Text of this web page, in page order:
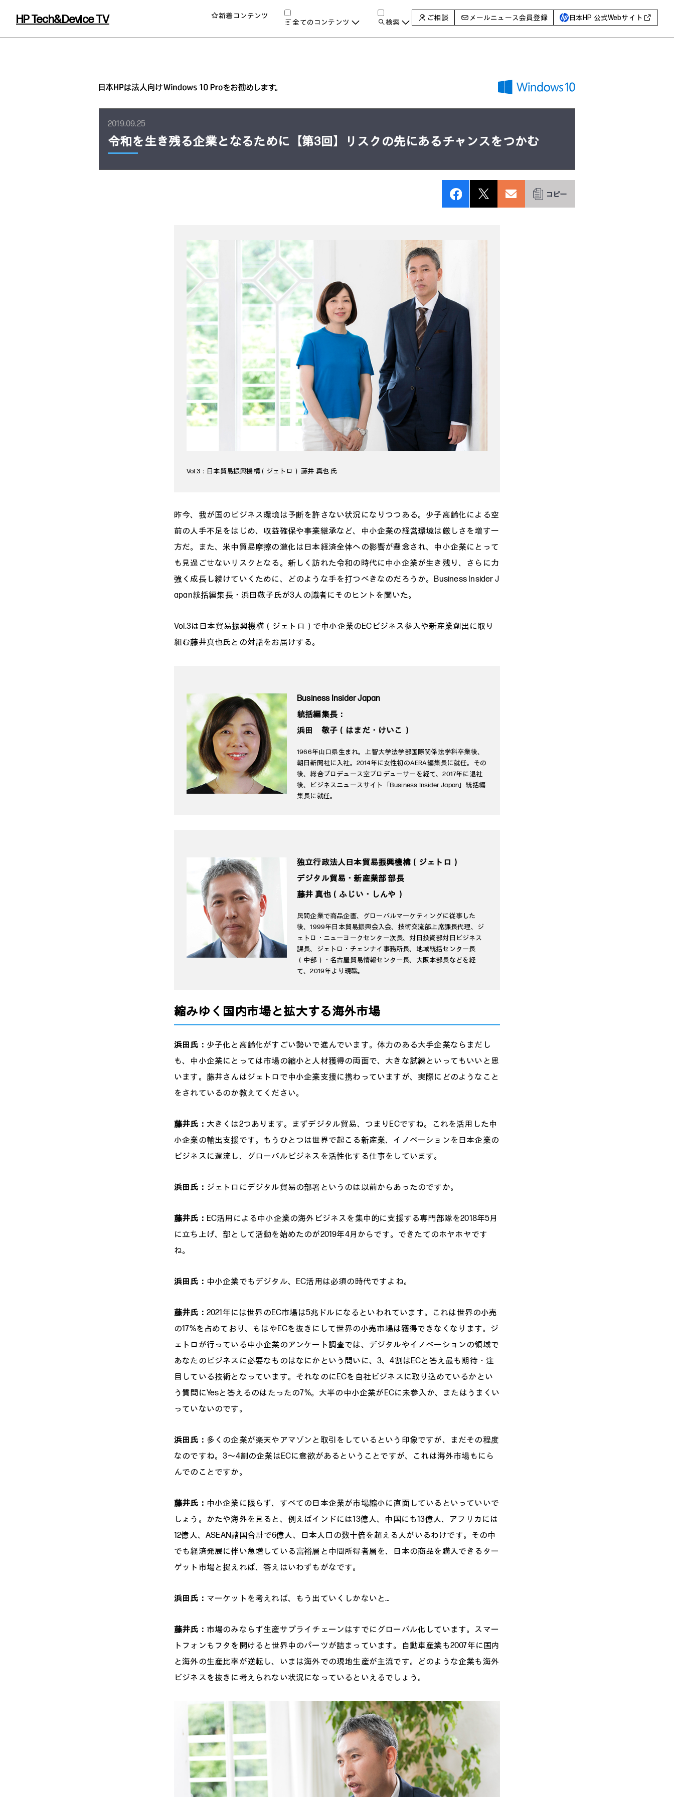
HP Tech&Device TV 新着コンテンツ
全てのコンテンツ
チャンネル
サイバーセキュリティ
ワークステーション
タグ
検索 ご相談 メールニュース会員登録 日本HP 公式Webサイト
2019.09.25
令和を生き残る企業となるために【第3回】リスクの先にあるチャンスをつかむ
Vol.3：日本貿易振興機構（ジェトロ） 藤井 真也 氏
昨今、我が国のビジネス環境は予断を許さない状況になりつつある。少子高齢化による空
前の人手不足をはじめ、収益確保や事業継承など、中小企業の経営環境は厳しさを増す一
方だ。また、米中貿易摩擦の激化は日本経済全体への影響が懸念され、中小企業にとって
も見過ごせないリスクとなる。新しく訪れた令和の時代に中小企業が生き残り、さらに力
強く成長し続けていくために、どのような手を打つべきなのだろうか。Business Insider J
apan統括編集長・浜田敬子氏が3人の識者にそのヒントを聞いた。
Vol.3は日本貿易振興機構（ジェトロ）で中小企業のECビジネス参入や新産業創出に取り
組む藤井真也氏との対話をお届けする。
Business Insider Japan
統括編集長：
浜田 敬子（はまだ・けいこ）
1966年山口県生まれ。上智大学法学部国際関係法学科卒業後、
朝日新聞社に入社。2014年に女性初のAERA編集長に就任。その
後、総合プロデュース室プロデューサーを経て、2017年に退社
後、ビジネスニュースサイト「Business Insider Japan」統括編
集長に就任。
独立行政法人日本貿易振興機構（ジェトロ）
デジタル貿易・新産業部 部長
藤井 真也（ふじい・しんや）
民間企業で商品企画、グローバルマーケティングに従事した
後、1999年日本貿易振興会入会、技術交流部上席課長代理、ジ
ェトロ・ニューヨークセンター次長、対日投資部対日ビジネス
課長、ジェトロ・チェンナイ事務所長、地域統括センター長
（中部）・名古屋貿易情報センター長、大阪本部長などを経
て、2019年より現職。
縮みゆく国内市場と拡大する海外市場
浜田氏： 少子化と高齢化がすごい勢いで進んでいます。体力のある大手企業ならまだし
も、中小企業にとっては市場の縮小と人材獲得の両面で、大きな試練といってもいいと思
います。藤井さんはジェトロで中小企業支援に携わっていますが、実際にどのようなこと
をされているのか教えてください。
藤井氏： 大きくは2つあります。まずデジタル貿易、つまりECですね。これを活用した中
小企業の輸出支援です。もうひとつは世界で起こる新産業、イノベーションを日本企業の
ビジネスに還流し、グローバルビジネスを活性化する仕事をしています。
浜田氏： ジェトロにデジタル貿易の部署というのは以前からあったのですか。
藤井氏： EC活用による中小企業の海外ビジネスを集中的に支援する専門部隊を2018年5月
に立ち上げ、部として活動を始めたのが2019年4月からです。できたてのホヤホヤです
ね。
浜田氏： 中小企業でもデジタル、EC活用は必須の時代ですよね。
藤井氏： 2021年には世界のEC市場は5兆ドルになるといわれています。これは世界の小売
の17%を占めており、もはやECを抜きにして世界の小売市場は獲得できなくなります。ジ
ェトロが行っている中小企業のアンケート調査では、デジタルやイノベーションの領域で
あなたのビジネスに必要なものはなにかという問いに、3、4割はECと答え最も期待・注
目している技術となっています。それなのにECを自社ビジネスに取り込めているかとい
う質問にYesと答えるのはたったの7%。大半の中小企業がECに未参入か、またはうまくい
っていないのです。
浜田氏： 多くの企業が楽天やアマゾンと取引をしているという印象ですが、まだその程度
なのですね。3〜4割の企業はECに意欲があるということですが、これは海外市場もにら
んでのことですか。
藤井氏： 中小企業に限らず、すべての日本企業が市場縮小に直面しているといっていいで
しょう。かたや海外を見ると、例えばインドには13億人、中国にも13億人、アフリカには
12億人、ASEAN諸国合計で6億人、日本人口の数十倍を超える人がいるわけです。その中
でも経済発展に伴い急増している富裕層と中間所得者層を、日本の商品を購入できるター
ゲット市場と捉えれば、答えはいわずもがなです。
浜田氏： マーケットを考えれば、もう出ていくしかないと…
藤井氏： 市場のみならず生産サプライチェーンはすでにグローバル化しています。スマー
トフォンもフタを開けると世界中のパーツが詰まっています。自動車産業も2007年に国内
と海外の生産比率が逆転し、いまは海外での現地生産が主流です。どのような企業も海外
ビジネスを抜きに考えられない状況になっているといえるでしょう。